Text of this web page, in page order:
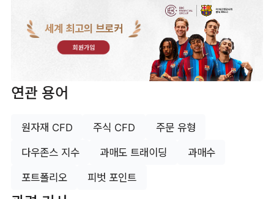
세계 최고의 브로커
회원가입
연관 용어
원자재 CFD 주식 CFD 주문 유형
다우존스 지수 과매도 트래이딩 과매수
포트폴리오 피벗 포인트